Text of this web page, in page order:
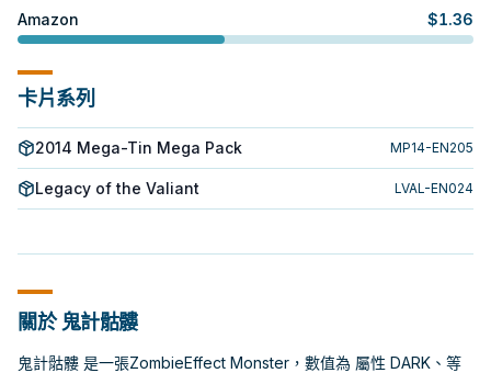
Amazon $1.36
卡片系列
2014 Mega-Tin Mega Pack MP14-EN205
Legacy of the Valiant LVAL-EN024
關於 鬼計骷髏
鬼計骷髏 是一張ZombieEffect Monster，數值為 屬性 DARK、等